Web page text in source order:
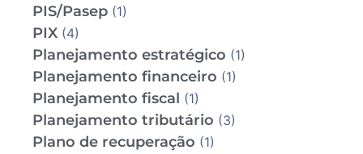
PIS/Pasep (1)
PIX (4)
Planejamento estratégico (1)
Planejamento financeiro (1)
Planejamento fiscal (1)
Planejamento tributário (3)
Plano de recuperação (1)